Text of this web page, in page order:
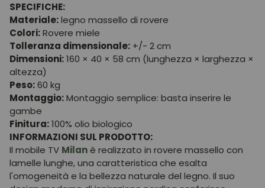
SPECIFICHE:
Materiale:legno massello di rovere
Colori:Rovere miele
Tolleranza dimensionale: +/- 2 cm
Dimensioni:160 × 40 × 58 cm (lunghezza × larghezza ×
altezza)
Peso:60 kg
Montaggio:Montaggio semplice: basta inserire le
gambe
Finitura:100% olio biologico
INFORMAZIONI SUL PRODOTTO:
Il mobile TV Milanè realizzato in rovere massello con
lamelle lunghe, una caratteristica che esalta
l'omogeneità e la bellezza naturale del legno. Il suo